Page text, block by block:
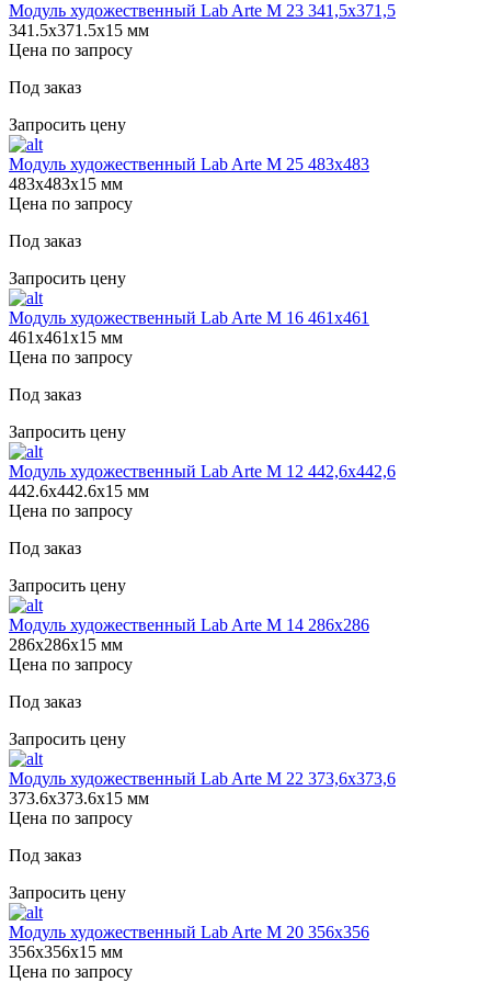
Модуль художественный Lab Arte М 23 341,5х371,5
341.5х371.5х15 мм
Цена по запросу
Под заказ
Запросить цену
Модуль художественный Lab Arte М 25 483х483
483х483х15 мм
Цена по запросу
Под заказ
Запросить цену
Модуль художественный Lab Arte М 16 461х461
461х461х15 мм
Цена по запросу
Под заказ
Запросить цену
Модуль художественный Lab Arte М 12 442,6х442,6
442.6х442.6х15 мм
Цена по запросу
Под заказ
Запросить цену
Модуль художественный Lab Arte М 14 286х286
286х286х15 мм
Цена по запросу
Под заказ
Запросить цену
Модуль художественный Lab Arte М 22 373,6х373,6
373.6х373.6х15 мм
Цена по запросу
Под заказ
Запросить цену
Модуль художественный Lab Arte М 20 356х356
356х356х15 мм
Цена по запросу